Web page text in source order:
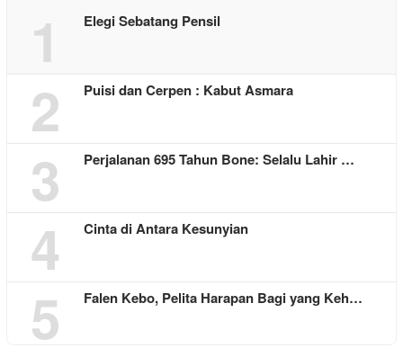
1 Elegi Sebatang Pensil
2 Puisi dan Cerpen : Kabut Asmara
3 Perjalanan 695 Tahun Bone: Selalu Lahir …
4 Cinta di Antara Kesunyian
5 Falen Kebo, Pelita Harapan Bagi yang Keh…